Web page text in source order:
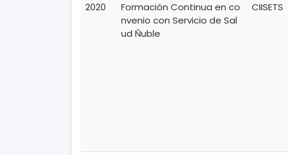
2020
Formación Continua en co
nvenio con Servicio de Sal
ud Ñuble
CIISETS